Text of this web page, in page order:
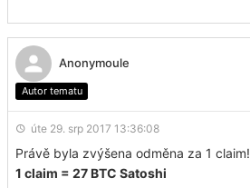
Anonymoule
Autor tematu
úte 29. srp 2017 13:36:08
Právě byla zvýšena odměna za 1 claim!
1 claim = 27 BTC Satoshi